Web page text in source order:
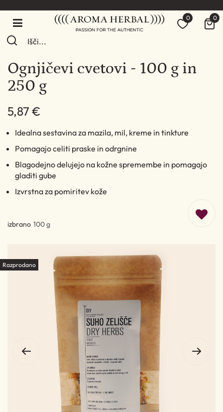
0 0
Razprodano
Ognjičevi cvetovi - 100 g in
250 g
5,87 €
Idealna sestavina za mazila, mil, kreme in tinkture
Pomagajo celiti praske in odrgnine
Blagodejno delujejo na kožne spremembe in pomagajo
gladiti gube
Izvrstna za pomiritev kože
izbrano 100 g